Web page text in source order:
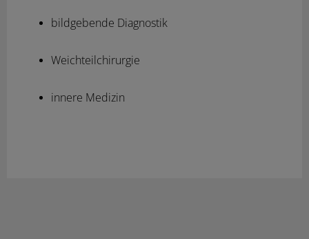
bildgebende Diagnostik
Weichteilchirurgie
innere Medizin